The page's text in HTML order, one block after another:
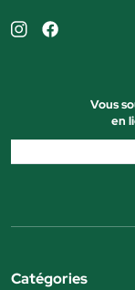
Vous
en
Catégories